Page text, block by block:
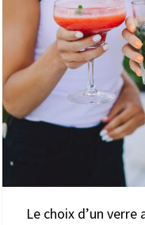
Le choix d’un